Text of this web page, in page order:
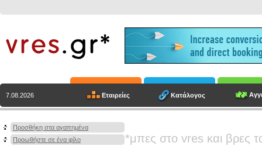
7.08.2026 Εταιρείες Κατάλογος
Προσθήκη στα αγαπημένα
Προωθήστε σε ένα φίλο
*μπες στο vres και βρες